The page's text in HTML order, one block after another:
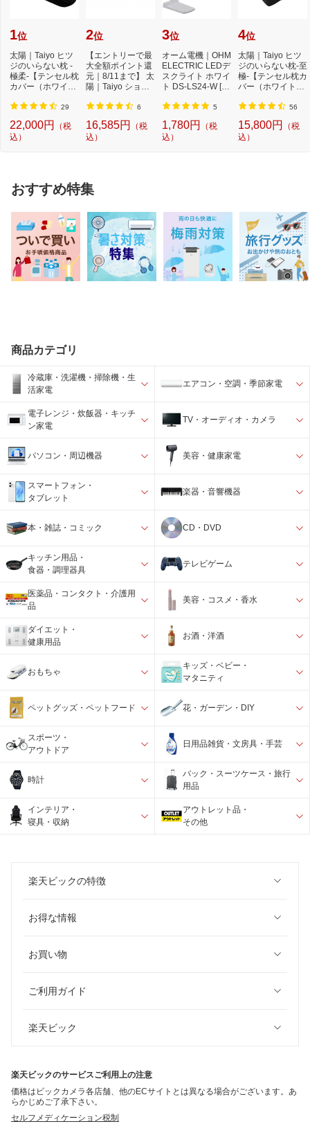
1位
太陽｜Taiyo ヒツ
ジのいらない枕 -
極柔-【テンセル枕
カバー（ホワイ
29
22,000円
（税
込）
2位
【エントリーで最
大全額ポイント還
元｜8/11まで】 太
陽｜Taiyo ショー
6
16,585円
（税
込）
3位
オーム電機｜OHM
ELECTRIC LEDデ
スクライト ホワイ
ト DS-LS24-W [L
24...
5
1,780円
（税
込）
4位
太陽｜Taiyo ヒツ
ジのいらない枕-至
極-【テンセル枕カ
バー（ホワイト）
56
15,800円
（税
込）
おすすめ特集
商品カテゴリ
冷蔵庫・洗濯機・掃除機・生
活家電
エアコン・空調・季節家電
電子レンジ・炊飯器・キッチ
ン家電
TV・オーディオ・カメラ
パソコン・周辺機器 美容・健康家電
スマートフォン・
タブレット
楽器・音響機器
本・雑誌・コミック CD・DVD
キッチン用品・
食器・調理器具
テレビゲーム
医薬品・コンタクト・介護用
品
美容・コスメ・香水
ダイエット・
健康用品
お酒・洋酒
おもちゃ
キッズ・ベビー・
マタニティ
ペットグッズ・ペットフード 花・ガーデン・DIY
スポーツ・
アウトドア
日用品雑貨・文房具・手芸
時計
バック・スーツケース・旅行
用品
インテリア・
寝具・収納
アウトレット品・
その他
楽天ビックの特徴
お得な情報
お買い物
ご利用ガイド
楽天ビック
楽天ビックのサービスご利用上の注意
価格はビックカメラ各店舗、他のECサイトとは異なる場合がございます。あ
らかじめご了承下さい。
セルフメディケーション税制